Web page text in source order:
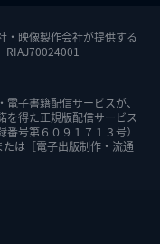
・映像製作会社が提供する
RIAJ70024001
子書籍配信サービスが、
を得た正規版配信サービス
号第６０９１７１３号）
は［電子出版制作・流通